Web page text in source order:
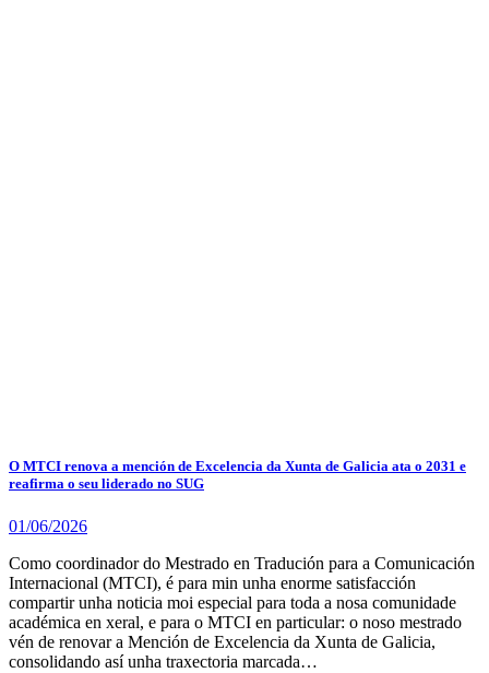
O MTCI renova a mención de Excelencia da Xunta de Galicia ata o 2031 e
reafirma o seu liderado no SUG
01/06/2026
Como coordinador do Mestrado en Tradución para a Comunicación
Internacional (MTCI), é para min unha enorme satisfacción
compartir unha noticia moi especial para toda a nosa comunidade
académica en xeral, e para o MTCI en particular: o noso mestrado
vén de renovar a Mención de Excelencia da Xunta de Galicia,
consolidando así unha traxectoria marcada…